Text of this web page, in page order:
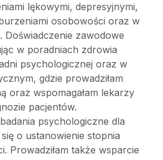
lękowymi, depresyjnymi,
osobowości oraz w
Doświadczenie zawodowe
w poradniach zdrowia
psychologicznej oraz w
gdzie prowadziłam
oraz wspomagałam lekarzy
pacjentów.
psychologiczne dla
o ustanowienie stopnia
Prowadziłam także wsparcie